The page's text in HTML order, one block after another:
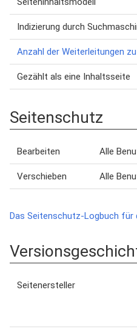
Indizierung durch
Anzahl der Weiterleitungen
Gezählt als eine Inhaltsseite
Seitenschutz
Bearbeiten Alle
Verschieben Alle
Das Seitenschutz-Logbuch für
Seitenersteller